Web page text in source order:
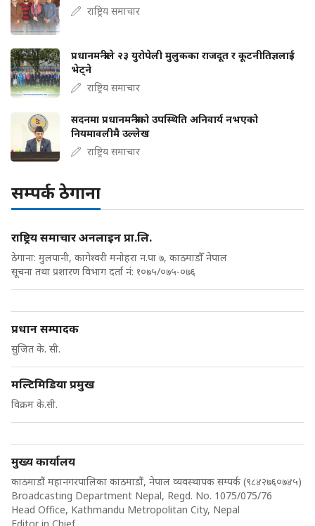
राष्ट्रिय समाचार
प्रधानमन्त्रीले २३ युरोपेली मुलुकका राजदूत र कूटनीतिज्ञलाई
भेट्ने
राष्ट्रिय समाचार
सदनमा प्रधानमन्त्रीको उपस्थिति अनिवार्य नभएको
नियमावलीमै उल्लेख
राष्ट्रिय समाचार
सम्पर्क ठेगाना
राष्ट्रिय समाचार अनलाइन प्रा.लि.
ठेगाना: मुलपानी, कागेश्वरी मनोहरा न.पा ७, काठमाडौँ नेपाल
सूचना तथा प्रशारण विभाग दर्ता नं: १०७५/०७५-०७६
प्रधान सम्पादक
सुजित के. सी.
मल्टिमिडिया प्रमुख
विक्रम के.सी.
मुख्य कार्यालय
काठमाडौं महानगरपालिका काठमाडौं, नेपाल व्यवस्थापक सम्पर्क (९८४२७६०७४५)
Broadcasting Department Nepal, Regd. No. 1075/075/76
Head Office, Kathmandu Metropolitan City, Nepal